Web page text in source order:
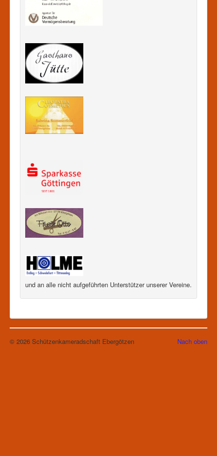
und an alle nicht aufgeführten Unterstützer unserer Vereine.
Nach oben
© 2026 Schützenkameradschaft Ebergötzen